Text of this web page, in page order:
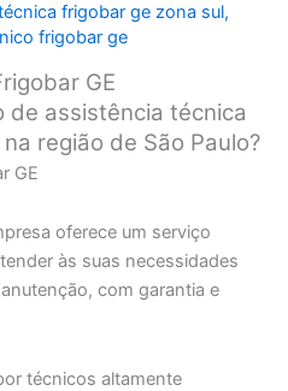
frigobar ge zona sul,
frigobar ge
GE
de assistência técnica
região de São Paulo?
GE
oferece um serviço
às suas necessidades
com garantia e
técnicos altamente